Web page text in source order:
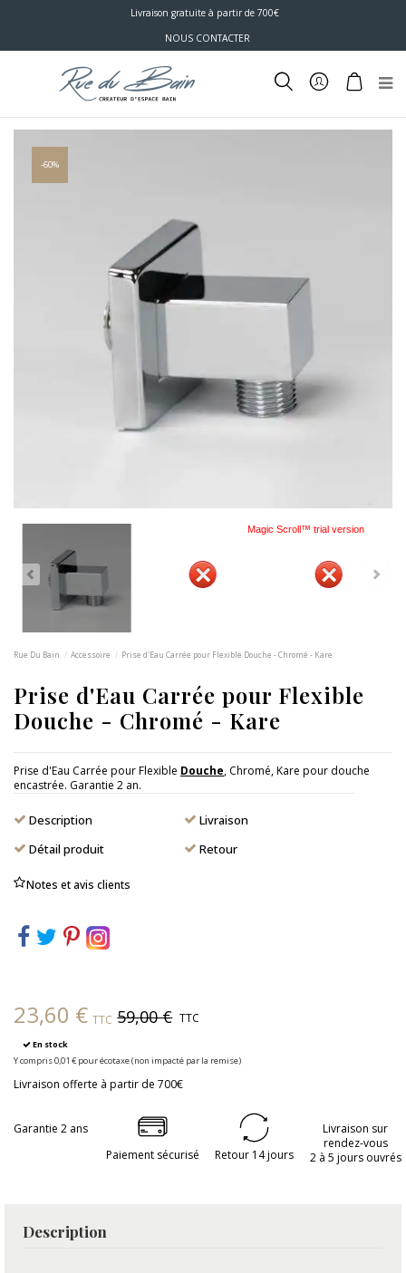
Livraison gratuite à partir de 700€
NOUS CONTACTER
-60%
Magic Scroll™ trial version
Rue Du Bain Accessoire Prise d'Eau Carrée pour Flexible Douche - Chromé - Kare
Prise d'Eau Carrée pour Flexible
Douche - Chromé - Kare
Prise d'Eau Carrée pour Flexible Douche, Chromé, Kare pour douche
encastrée. Garantie 2 an.
Description
Détail produit
Notes et avis clients
Livraison
Retour
23,60 € TTC 59,00 € TTC
En stock
Y compris 0,01 € pour écotaxe (non impacté par la remise)
Livraison offerte à partir de 700€
Garantie 2 ans
Paiement sécurisé
Retour 14 jours
Livraison sur
rendez-vous
2 à 5 jours ouvrés
Description